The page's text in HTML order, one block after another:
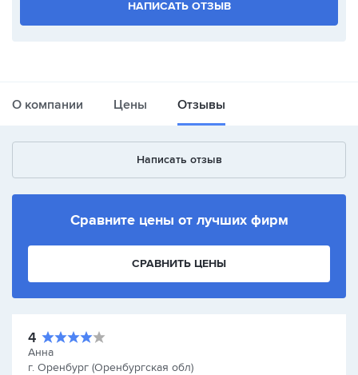
НАПИСАТЬ ОТЗЫВ
О компании Цены Отзывы
Написать отзыв
Сравните цены от лучших фирм
СРАВНИТЬ ЦЕНЫ
4
Анна
г. Оренбург (Оренбургская обл)